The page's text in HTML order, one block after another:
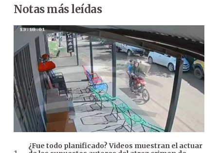
Notas más leídas
¿Fue todo planificado? Videos muestran el actuar